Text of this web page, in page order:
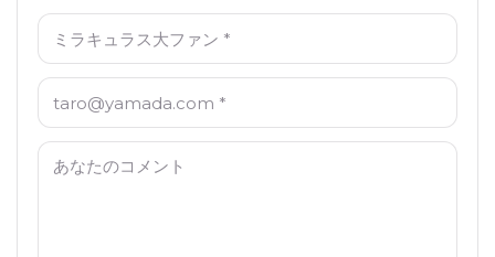
名前: *
Email: *
コメント: *